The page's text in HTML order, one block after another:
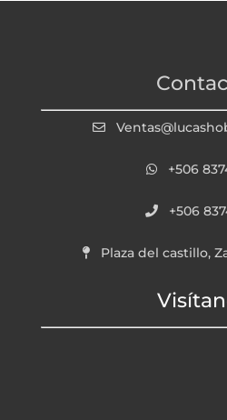
+506
+506
Plaza del castillo,